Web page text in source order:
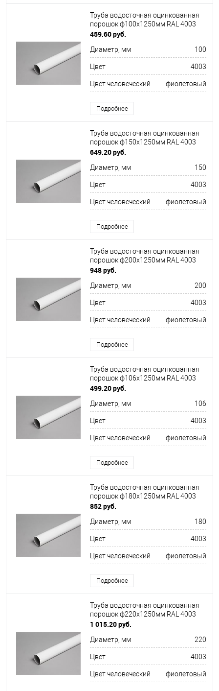
Труба водосточная оцинкованная
порошок ф100х1250мм RAL 4003
459.60 руб.
Диаметр, мм 100
Цвет 4003
Цвет человеческий фиолетовый
Подробнее
Труба водосточная оцинкованная
порошок ф150х1250мм RAL 4003
649.20 руб.
Диаметр, мм 150
Цвет 4003
Цвет человеческий фиолетовый
Подробнее
Труба водосточная оцинкованная
порошок ф200х1250мм RAL 4003
948 руб.
Диаметр, мм 200
Цвет 4003
Цвет человеческий фиолетовый
Подробнее
Труба водосточная оцинкованная
порошок ф106х1250мм RAL 4003
499.20 руб.
Диаметр, мм 106
Цвет 4003
Цвет человеческий фиолетовый
Подробнее
Труба водосточная оцинкованная
порошок ф180х1250мм RAL 4003
852 руб.
Диаметр, мм 180
Цвет 4003
Цвет человеческий фиолетовый
Подробнее
Труба водосточная оцинкованная
порошок ф220х1250мм RAL 4003
1 015.20 руб.
Диаметр, мм 220
Цвет 4003
Цвет человеческий фиолетовый